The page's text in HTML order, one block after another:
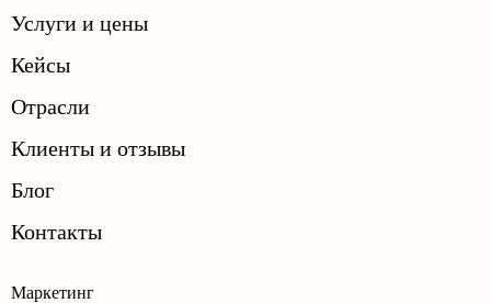
Маркетинг
Услуги и цены
Кейсы
Отрасли
Клиенты и отзывы
Блог
Контакты